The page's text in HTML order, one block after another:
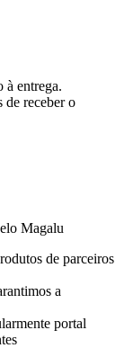
à entrega.
de receber o
Magalu
de parceiros
a
portal